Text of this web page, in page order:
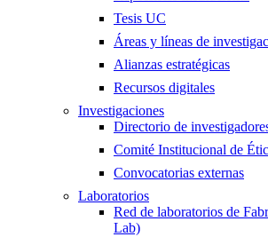
Tesis UC
Áreas y líneas de
Alianzas estratégicas
Recursos digitales
Investigaciones
Directorio de
Comité Institucional de
Convocatorias externas
Laboratorios
Red de laboratorios de
Lab)